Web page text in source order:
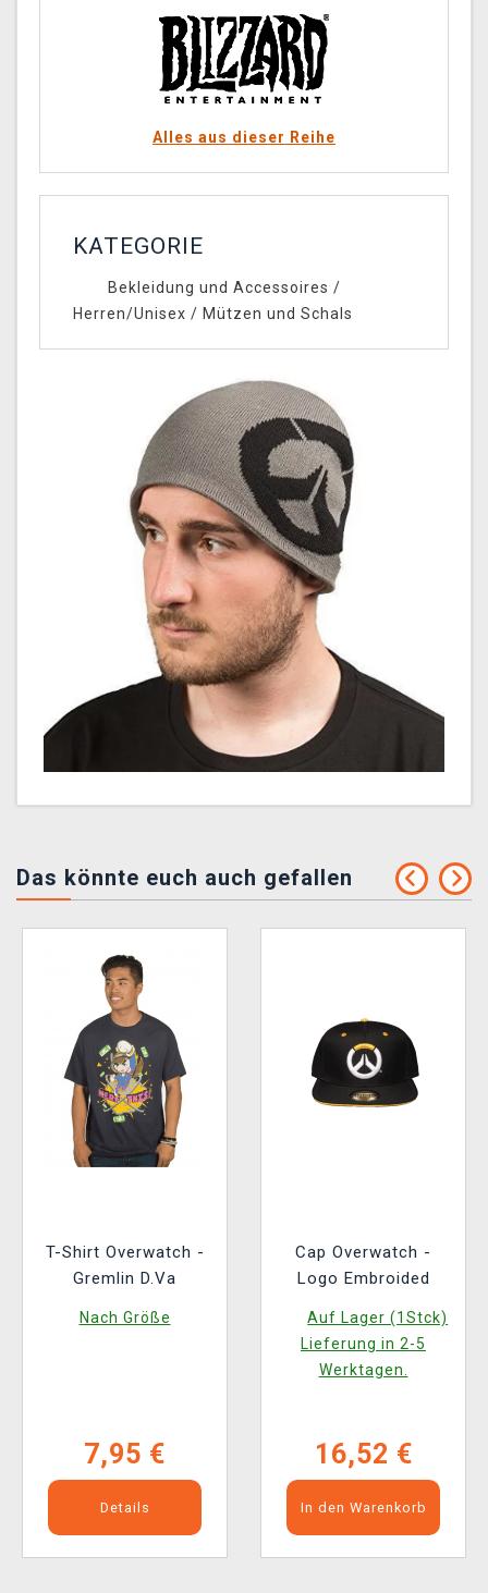
Alles aus dieser Reihe
KATEGORIE
Bekleidung und Accessoires /
Herren/Unisex / Mützen und Schals
Das könnte euch auch gefallen
T-Shirt Overwatch -
Gremlin D.Va
Nach Größe
7,95 €
Details
Cap Overwatch -
Logo Embroided
Auf Lager (1Stck)
Lieferung in 2-5
Werktagen.
16,52 €
In den Warenkorb